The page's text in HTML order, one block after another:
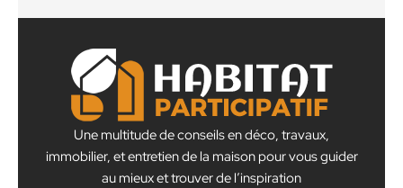
Une multitude de conseils en déco, travaux,
immobilier, et entretien de la maison pour vous guider
au mieux et trouver de l’inspiration